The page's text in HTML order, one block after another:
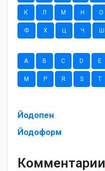
К Л М Н О
Ф Х Ц Ч Ш
A B C D E
M P R S T
Йодопен
Йодоформ
Комментарии